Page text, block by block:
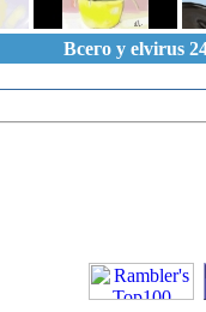
Всего у elvirus